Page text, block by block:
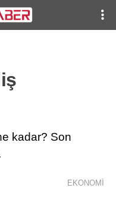
kadar? Son
EKONOMİ